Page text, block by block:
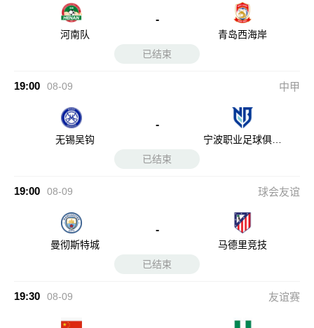
河南队
-
青岛西海岸
已结束
19:00 08-09 中甲
无锡吴钩
-
宁波职业足球俱乐
已结束
19:00 08-09 球会友谊
曼彻斯特城
-
马德里竞技
已结束
19:30 08-09 友谊赛